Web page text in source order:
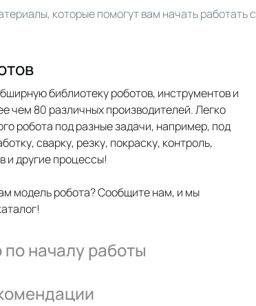
которые помогут вам начать работать с
библиотеку роботов, инструментов и
чем 80 различных производителей. Легко
робота под разные задачи, например, под
сварку, резку, покраску, контроль,
и другие процессы!
модель робота? Сообщите нам, и мы
по началу работы